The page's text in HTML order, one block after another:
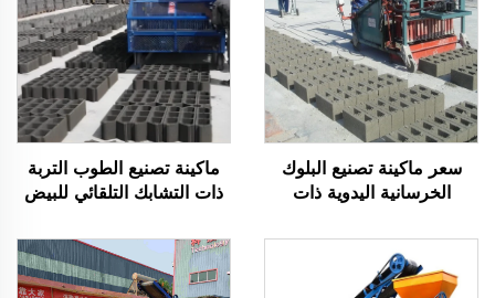
سعر ماكينة تصنيع البلوك
الخرسانية اليدوية ذات
ماكينة تصنيع الطوب التربة
ذات التشابك التلقائي للبيض
الخرسانية ذات التشابك
التلقائي للسيارات